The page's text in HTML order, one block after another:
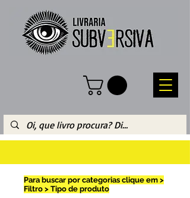
Para buscar por categorias clique em >
Filtro > Tipo de produto